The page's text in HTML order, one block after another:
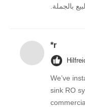
RO-Systeme
Wasserenthärter
بالجملة.
*r
We’ve
sink RO